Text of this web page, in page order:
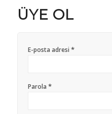
ÜYE OL
E-posta adresi *
Parola *